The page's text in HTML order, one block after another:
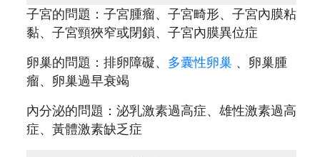
子宮的問題：子宮腫瘤、子宮畸形、子宮內膜粘
黏、子宮頸狹窄或閉鎖、子宮內膜異位症
卵巢的問題：排卵障礙、 多囊性卵巢 、卵巢腫
瘤、卵巢過早衰竭
內分泌的問題：泌乳激素過高症、雄性激素過高
症、黃體激素缺乏症